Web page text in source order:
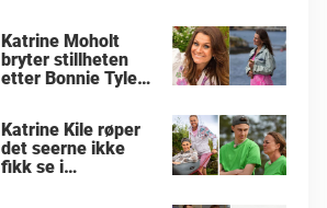
Katrine Moholt
bryter stillheten
etter Bonnie Tylers
Katrine Kile røper
det seerne ikke
fikk se i